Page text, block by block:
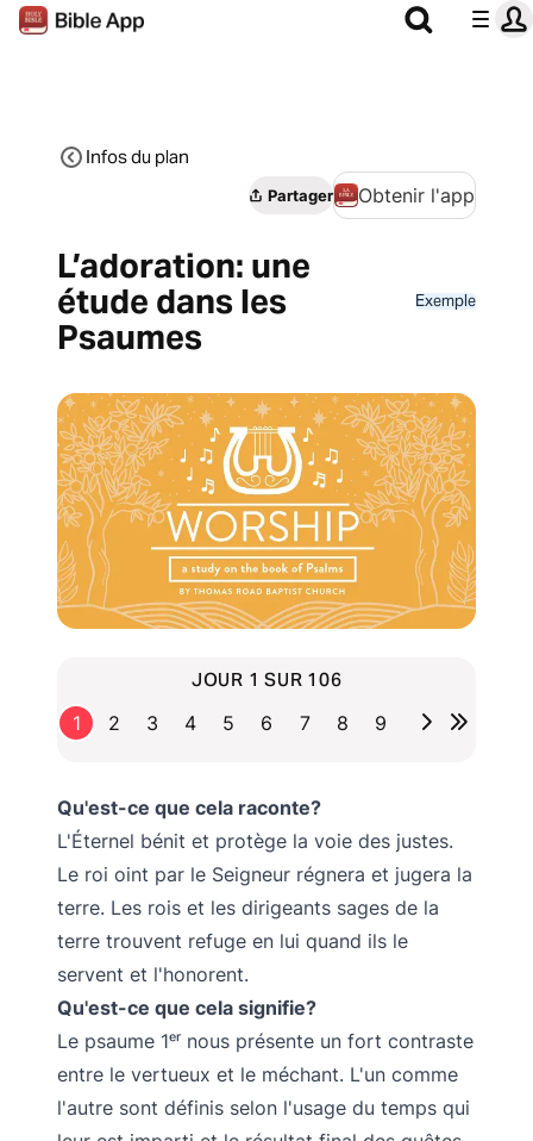
Infos du plan
Partager Obtenir l'app
L’adoration: une
étude dans les
Psaumes
Exemple
JOUR 1 SUR 106
1 2 3 4 5 6 7 8 9
Qu'est-ce que cela raconte?
L'Éternel bénit et protège la voie des justes.
Le roi oint par le Seigneur régnera et jugera la
terre. Les rois et les dirigeants sages de la
terre trouvent refuge en lui quand ils le
servent et l'honorent.
Qu'est-ce que cela signifie?
Le psaume 1ᵉʳ nous présente un fort contraste
entre le vertueux et le méchant. L'un comme
l'autre sont définis selon l'usage du temps qui